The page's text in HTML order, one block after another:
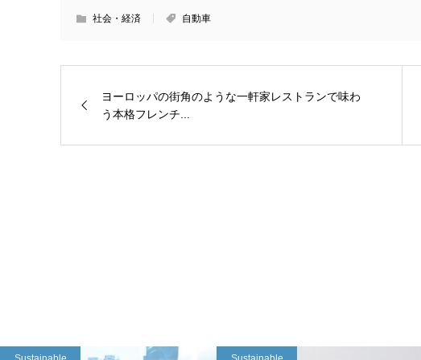
社会・経済 自動車
ヨーロッパの街角のような一軒家レストランで味わ
う本格フレンチ...